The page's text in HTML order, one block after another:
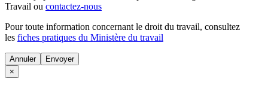
Travail ou contactez-nous
Pour toute information concernant le droit du travail, consultez
les fiches pratiques du Ministère du travail
Annuler
×